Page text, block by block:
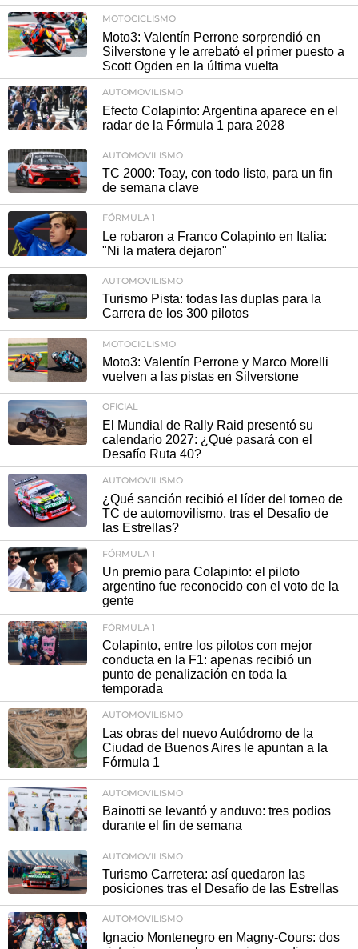
MOTOCICLISMO
Moto3: Valentín Perrone sorprendió en
Silverstone y le arrebató el primer puesto a
Scott Ogden en la última vuelta
AUTOMOVILISMO
Efecto Colapinto: Argentina aparece en el
radar de la Fórmula 1 para 2028
AUTOMOVILISMO
TC 2000: Toay, con todo listo, para un fin
de semana clave
FÓRMULA 1
Le robaron a Franco Colapinto en Italia:
"Ni la matera dejaron"
AUTOMOVILISMO
Turismo Pista: todas las duplas para la
Carrera de los 300 pilotos
MOTOCICLISMO
Moto3: Valentín Perrone y Marco Morelli
vuelven a las pistas en Silverstone
OFICIAL
El Mundial de Rally Raid presentó su
calendario 2027: ¿Qué pasará con el
Desafío Ruta 40?
AUTOMOVILISMO
¿Qué sanción recibió el líder del torneo de
TC de automovilismo, tras el Desafio de
las Estrellas?
FÓRMULA 1
Un premio para Colapinto: el piloto
argentino fue reconocido con el voto de la
gente
FÓRMULA 1
Colapinto, entre los pilotos con mejor
conducta en la F1: apenas recibió un
punto de penalización en toda la
temporada
AUTOMOVILISMO
Las obras del nuevo Autódromo de la
Ciudad de Buenos Aires le apuntan a la
Fórmula 1
AUTOMOVILISMO
Bainotti se levantó y anduvo: tres podios
durante el fin de semana
AUTOMOVILISMO
Turismo Carretera: así quedaron las
posiciones tras el Desafío de las Estrellas
AUTOMOVILISMO
Ignacio Montenegro en Magny-Cours: dos